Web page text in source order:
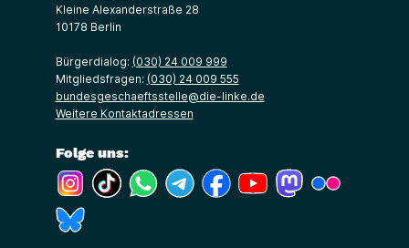
Kleine Alexanderstraße 28
10178 Berlin
Bürgerdialog: (030) 24 009 999
Mitgliedsfragen: (030) 24 009 555
bundesgeschaeftsstelle@die-linke.de
Weitere Kontaktadressen
Folge uns:
(Link öffnet ein neues Fenster)
(Link öffnet ein neues Fenster)
(Link öffnet ein neues Fenster)
(Link öffnet ein neues Fenster)
(Link öffnet ein neues Fenster)
(Link öffnet ein neues
(Link öffnet ein